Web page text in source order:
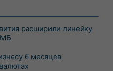
расширили линейку
6 месяцев